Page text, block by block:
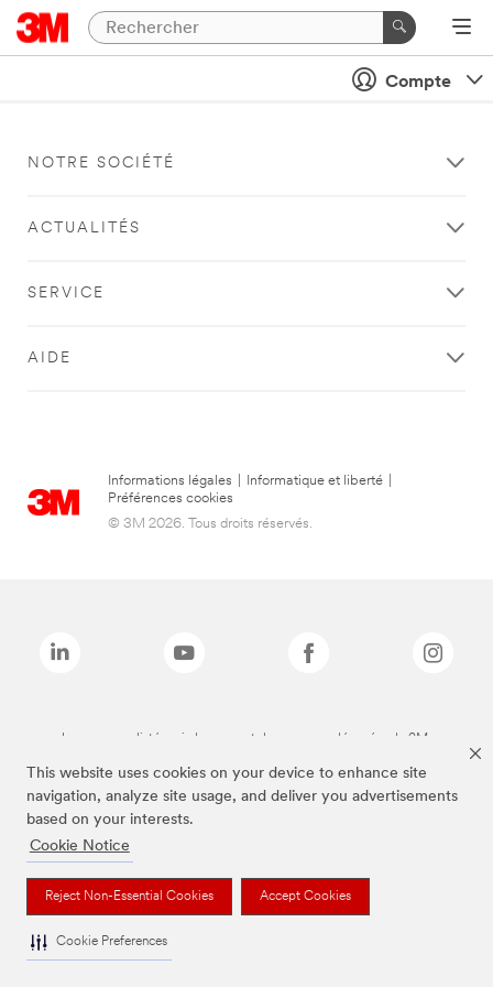
This website uses cookies on your device to enhance site
navigation, analyze site usage, and deliver you advertisements
based on your interests.
Cookie Notice
Reject Non-Essential Cookies Accept Cookies
Cookie Preferences
Compte
NOTRE SOCIÉTÉ
ACTUALITÉS
SERVICE
AIDE
Informations légales Informatique et liberté
Préférences cookies
© 3M 2026. Tous droits réservés.
Les marques listées ci-dessus sont des marques déposées de 3M.